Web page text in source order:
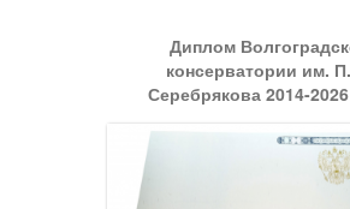
Диплом
консерватории им.
Серебрякова 2014-